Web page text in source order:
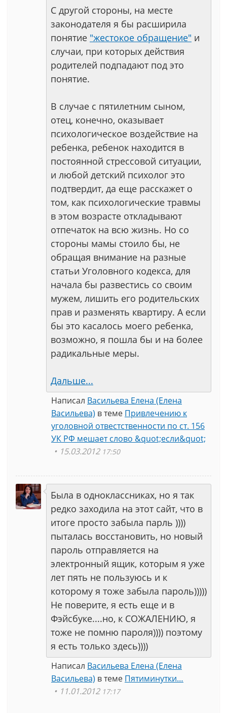
С другой стороны, на месте
законодателя я бы расширила
понятие "жестокое обращение" и
случаи, при которых действия
родителей подпадают под это
понятие.
В случае с пятилетним сыном,
отец, конечно, оказывает
психологическое воздействие на
ребенка, ребенок находится в
постоянной стрессовой ситуации,
и любой детский психолог это
подтвердит, да еще расскажет о
том, как психологические травмы
в этом возрасте откладывают
отпечаток на всю жизнь. Но со
стороны мамы стоило бы, не
обращая внимание на разные
статьи Уголовного кодекса, для
начала бы развестись со своим
мужем, лишить его родительских
прав и разменять квартиру. А если
бы это касалось моего ребенка,
возможно, я пошла бы и на более
радикальные меры.
Дальше...
Написал Васильева Елена (Елена
Васильева) в теме Привлечению к
уголовной отвестственности по ст. 156
УК РФ мешает слово &quot;если&quot;
15.03.2012 17:50
Была в одноклассниках, но я так
редко заходила на этот сайт, что в
итоге просто забыла парль ))))
пыталась восстановить, но новый
пароль отправляется на
электронный ящик, которым я уже
лет пять не пользуюсь и к
которому я тоже забыла пароль)))))
Не поверите, я есть еще и в
Фэйсбуке....но, к СОЖАЛЕНИЮ, я
тоже не помню пароля)))) поэтому
я есть только здесь))))
Написал Васильева Елена (Елена
Васильева) в теме Пятиминутки…
11.01.2012 17:17